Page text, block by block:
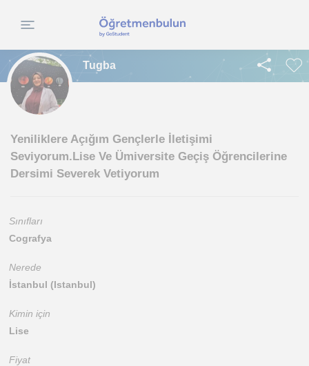
Tugba
Yeniliklere Açığım Gençlerle İletişimi
Seviyorum.Lise Ve Ümiversite Geçiş Öğrencilerine
Dersimi Severek Vetiyorum
Sınıfları
Cografya
Nerede
İstanbul (Istanbul)
Kimin için
Lise
Fiyat